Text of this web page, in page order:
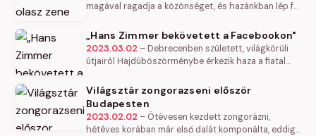
magával ragadja a közönséget, és hazánkban lép fel
Koncertpromo szervezésében. Az…
„Hans Zimmer bekövetett a Facebookon"
2023.03.02 – Debrecenben született, világkörüli
útjairól Hajdúböszörménybe érkezik haza a fiatal
ünnepelt sztár, világsztárok sora…
Világsztár zongorazseni először
Budapesten
2023.02.02 – Ötévesen kezdett zongorázni,
hétéves korában már első dalát komponálta, eddig